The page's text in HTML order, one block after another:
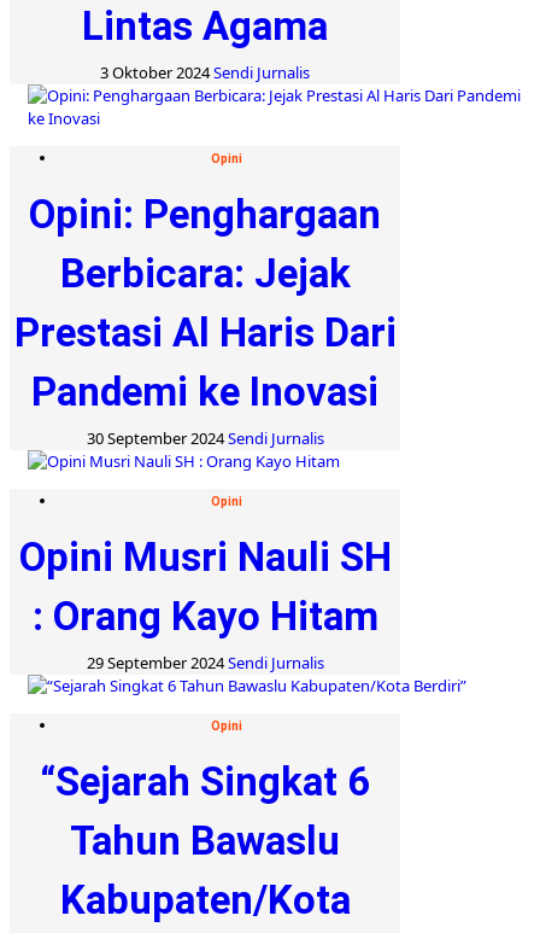
Lintas Agama
3 Oktober 2024Sendi Jurnalis
Opini
Opini: Penghargaan
Berbicara: Jejak
Prestasi Al Haris Dari
Pandemi ke Inovasi
30 September 2024Sendi Jurnalis
Opini
Opini Musri Nauli SH
: Orang Kayo Hitam
29 September 2024Sendi Jurnalis
Opini
“Sejarah Singkat 6
Tahun Bawaslu
Kabupaten/Kota